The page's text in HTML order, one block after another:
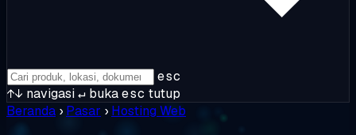
esc
↑↓ navigasi↵ bukaesc tutup
Beranda › Pasar › Hosting Web